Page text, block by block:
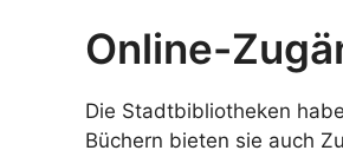
Online-
Die Stadtbibliotheken
Büchern bieten sie auch